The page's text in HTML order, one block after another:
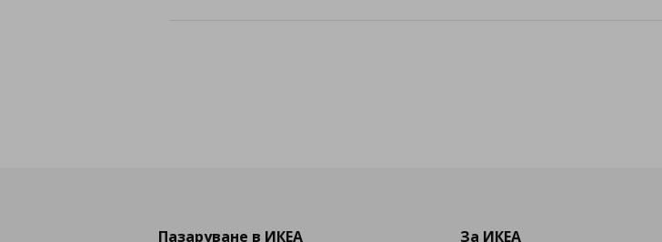
Пазаруване в ИКЕА За ИКЕА